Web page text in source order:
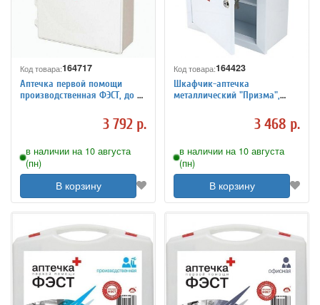
Код товара:164717
Аптечка первой помощи
производственная ФЭСТ, до 30
3 792 р.
в наличии на 10 августа
(пн)
В корзину
Код товара:164423
Шкафчик-аптечка
металлический "Призма",
замок, 330x280x140 мм3 468 р.
в наличии на 10 августа
(пн)
В корзину